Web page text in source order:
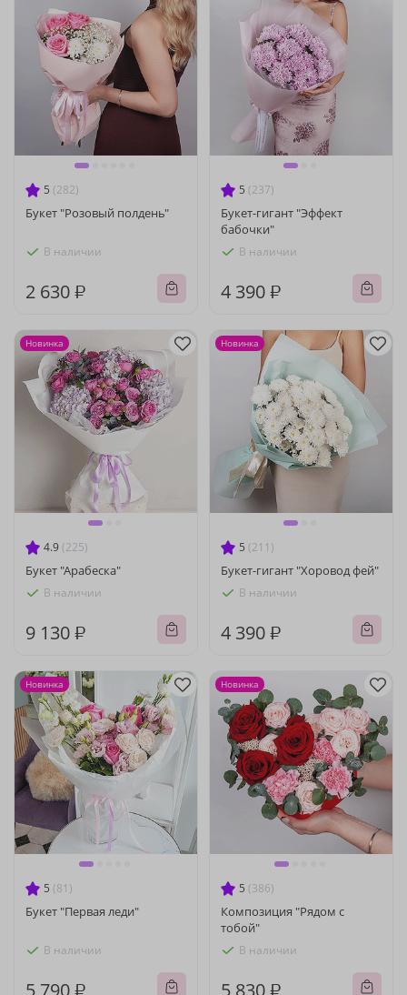
5 (282)
Букет "Розовый полдень"
В наличии
2 630 ₽
5 (237)
Букет-гигант "Эффект
бабочки"
В наличии
4 390 ₽
4.9 (225)
Букет "Арабеска"
В наличии
9 130 ₽
Новинка
5 (211)
Букет-гигант "Хоровод фей"
В наличии
4 390 ₽
Новинка
5 (81)
Букет "Первая леди"
В наличии
5 790 ₽
Новинка
5 (386)
Композиция "Рядом с
тобой"
В наличии
5 830 ₽
Новинка